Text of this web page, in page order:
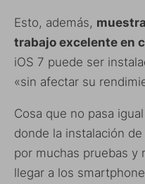
Esto, además,
trabajo excelente en
iOS 7 puede ser
«sin afectar su
Cosa que no pasa
donde la instalación
por muchas pruebas y
llegar a los